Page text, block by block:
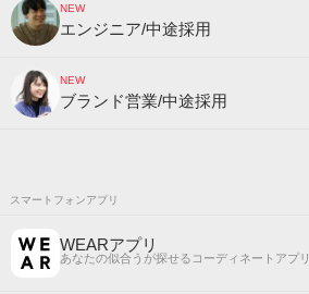
NEW
エンジニア/中途採用
NEW
ブランド営業/中途採用
スマートフォンアプリ
WEARアプリ
あなたの似合うが探せるコーディネートアプリ